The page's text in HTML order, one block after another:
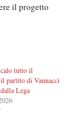
il progetto
tutto il
partito di Vannacci
Lega